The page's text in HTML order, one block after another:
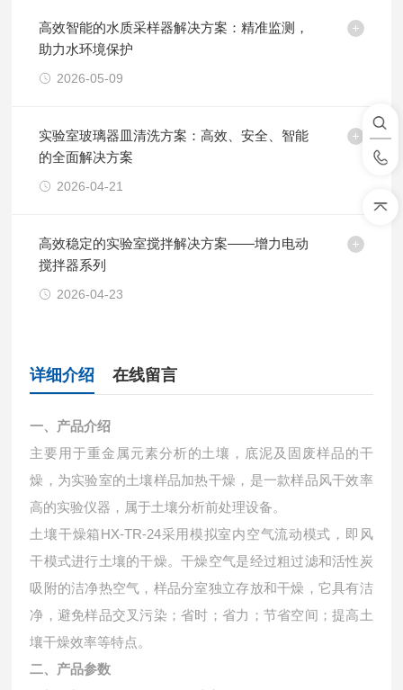
高效智能的水质采样器解决方案：精准监测，
助力水环境保护
2026-05-09
实验室玻璃器皿清洗方案：高效、安全、智能
的全面解决方案
2026-04-21
高效稳定的实验室搅拌解决方案——增力电动
搅拌器系列
2026-04-23
详细介绍 在线留言
一、产品介绍
主要用于重金属元素分析的土壤，底泥及固废样品的干
燥，为实验室的土壤样品加热干燥，是一款样品风干效率
高的实验仪器，属于土壤分析前处理设备。
土壤干燥箱HX-TR-24采用模拟室内空气流动模式，即风
干模式进行土壤的干燥。干燥空气是经过粗过滤和活性炭
吸附的洁净热空气，样品分室独立存放和干燥，它具有洁
净，避免样品交叉污染；省时；省力；节省空间；提高土
壤干燥效率等特点。
二、产品参数